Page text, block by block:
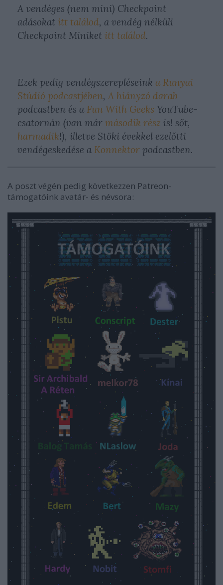
A vendéges (nem mini) Checkpoint
adásokat itt találod, a vendég nélküli
Checkpoint Miniket itt találod.
Ezek pedig vendégszerepléseink a Runyai
Stúdió podcastjében, A hiányzó darab
podcastben és a Fun With Geeks YouTube-
csatornán (van már második rész is! sőt,
harmadik!), illetve Stöki évekkel ezelőtti
vendégeskedése a Konnektor podcastben.
A poszt végén pedig következzen Patreon-
támogatóink avatár- és névsora: